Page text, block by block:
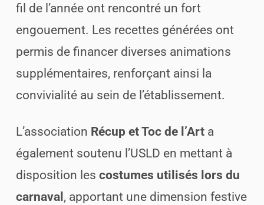
fil de l’année ont rencontré un fort
engouement. Les recettes générées ont
permis de financer diverses animations
supplémentaires, renforçant ainsi la
convivialité au sein de l’établissement.
L’association Récup et Toc de l’Art a
également soutenu l’USLD en mettant à
disposition les costumes utilisés lors du
carnaval , apportant une dimension festive